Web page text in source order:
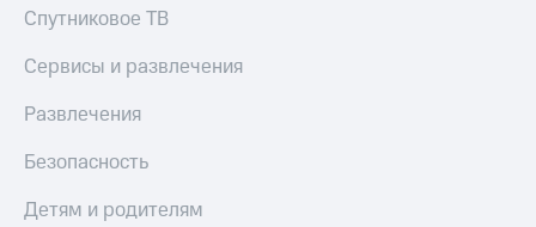
Спутниковое ТВ
Сервисы и развлечения
Развлечения
Безопасность
Детям и родителям